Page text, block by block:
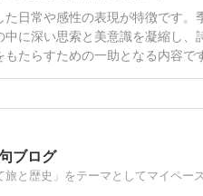
た日常や感性の表現が特徴です
に深い思索と美意識を凝縮し
たらすための一助となる内容で
ブログ
旅と歴史」をテーマとしてマイペ